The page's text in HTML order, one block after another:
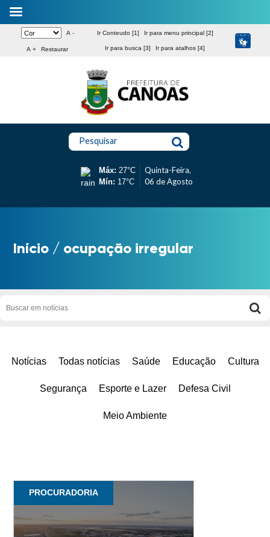
A -
A + Restaurar
Ir Conteudo [1] Ir para menu principal [2]
Ir para busca [3] Ir para atalhos [4]
Pesquisar
Máx: 27°C
Mín: 17°C
Quinta-Feira,
06 de Agosto
Início / ocupação irregular
Notícias Todas notícias Saúde Educação Cultura
Segurança Esporte e Lazer Defesa Civil
Meio Ambiente
PROCURADORIA